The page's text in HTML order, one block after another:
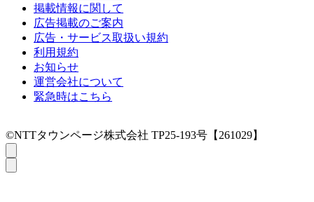
掲載情報に関して
広告掲載のご案内
広告・サービス取扱い規約
利用規約
お知らせ
運営会社について
緊急時はこちら
©NTTタウンページ株式会社 TP25-193号【261029】